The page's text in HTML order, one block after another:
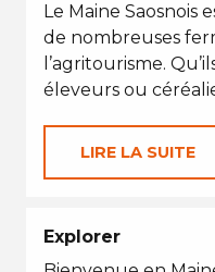
Le Maine
de nombreuses
l’agritourisme.
éleveurs ou
LIRE LA SUITE
Explorer